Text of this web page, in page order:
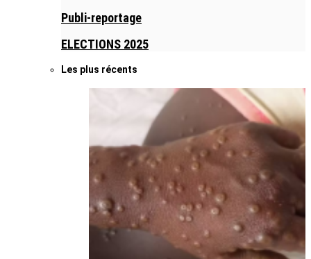
Publi-reportage
ELECTIONS 2025
Les plus récents